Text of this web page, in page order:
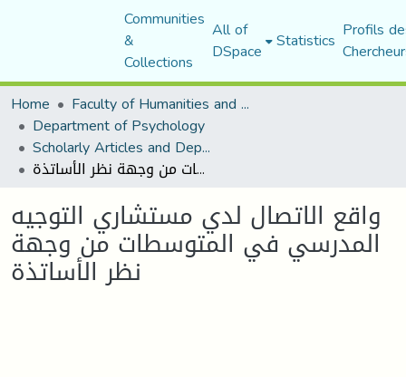
Communities
&
Collections
All of
DSpace Statistics Profils
Home
Faculty of Humanities and Social Sciences
Department of Psychology
Scholarly Articles and Department Publications
واقع الاتصال لدي مستشاري التوجيه المدرسي في المتوسطات من وجهة نظر الأساتذة
واقع الاتصال لدي مستشاري التوجيه
المدرسي في المتوسطات من وجهة
نظر الأساتذة